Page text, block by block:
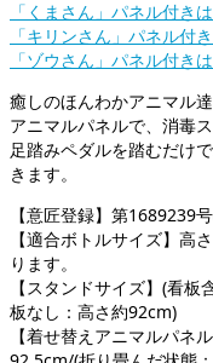
「くまさん」パネル付き
「キリンさん」パネル付
「ゾウさん」パネル付き
癒しのほんわかアニマル
アニマルパネルで、消毒
足踏みペダルを踏むだけ
きます。
【意匠登録】第1689239
【適合ボトルサイズ】高
ります。
【スタンドサイズ】(看
板なし：高さ約92cm)
【着せ替えアニマルパネ